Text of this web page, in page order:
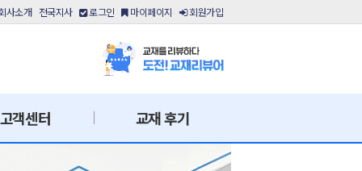
사소개 전국지사 로그인 마이페이지 회원가입
고객센터 교재 후기